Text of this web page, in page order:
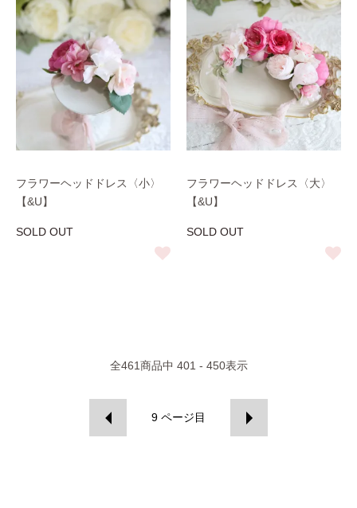
フラワーヘッドドレス〈小〉
【&U】
SOLD OUT
フラワーヘッドドレス〈大〉
【&U】
SOLD OUT
全461商品中 401 - 450表示
9 ページ目